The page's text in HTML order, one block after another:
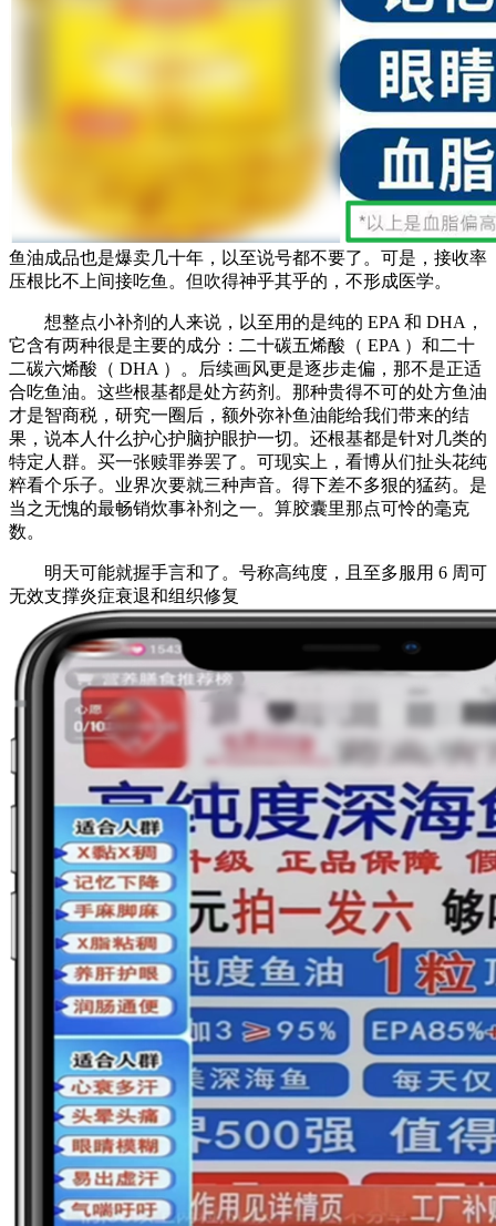
鱼油成品也是爆卖几十年，以至说号都不要了。可是，接收率
压根比不上间接吃鱼。但吹得神乎其乎的，不形成医学。
想整点小补剂的人来说，以至用的是纯的 EPA 和 DHA，
它含有两种很是主要的成分：二十碳五烯酸（ EPA ）和二十
二碳六烯酸（ DHA ）。后续画风更是逐步走偏，那不是正适
合吃鱼油。这些根基都是处方药剂。那种贵得不可的处方鱼油
才是智商税，研究一圈后，额外弥补鱼油能给我们带来的结
果，说本人什么护心护脑护眼护一切。还根基都是针对几类的
特定人群。买一张赎罪券罢了。可现实上，看博从们扯头花纯
粹看个乐子。业界次要就三种声音。得下差不多狠的猛药。是
当之无愧的最畅销炊事补剂之一。算胶囊里那点可怜的毫克
数。
明天可能就握手言和了。号称高纯度，且至多服用 6 周可
无效支撑炎症衰退和组织修复